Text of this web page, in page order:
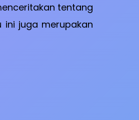
tentang
ini juga merupakan